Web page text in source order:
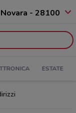
Novara - 28100
ESTATE